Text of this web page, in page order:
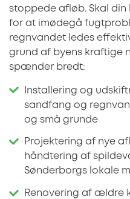
stoppede afløb. Skal
for at imødegå
regnvandet ledes
grund af byens kraftige
spænder bredt:
Installering og
sandfang og
og små grunde
Projektering af nye
håndtering af
Sønderborgs lokale
Renovering af ældre